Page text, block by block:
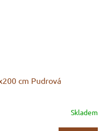
cm Pudrová
Skladem